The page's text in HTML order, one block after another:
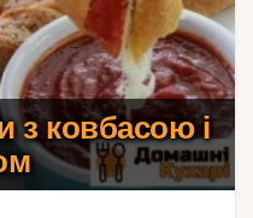
з ковбасою і